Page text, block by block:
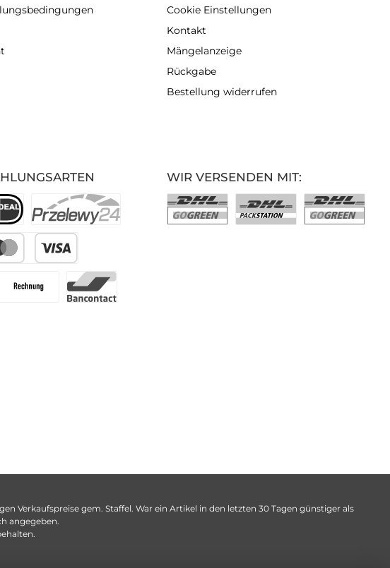
Cookie Einstellungen
Kontakt
Mängelanzeige
Rückgabe
Bestellung widerrufen
WIR VERSENDEN MIT:
Verkaufspreise gem. Staffel. War ein Artikel in den letzten 30 Tagen günstiger als
angegeben.